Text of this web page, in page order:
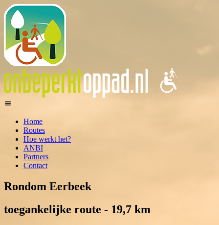
Home
Routes
Hoe werkt het?
ANBI
Partners
Contact
Rondom Eerbeek
toegankelijke route - 19,7 km